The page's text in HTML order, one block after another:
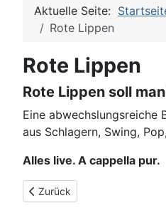
Aktuelle Seite:
Rote Lippen
Rote Lippen
Rote Lippen soll
Eine abwechslungsreiche
aus Schlagern, Swing,
Alles live. A cappella pur.
Vorheriger Beitrag:
Zurück